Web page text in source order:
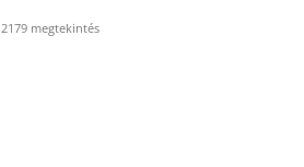
2179 megtekintés